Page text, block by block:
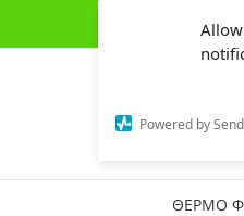
Powered by
content
(+30) 2441303162
ΘΕΡΜΟ